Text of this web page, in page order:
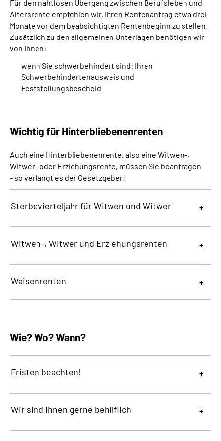
Für den nahtlosen Übergang zwischen Berufsleben und
Altersrente empfehlen wir, Ihren Rentenantrag etwa drei
Monate vor dem beabsichtigten Rentenbeginn zu stellen.
Zusätzlich zu den allgemeinen Unterlagen benötigen wir
von Ihnen:
wenn Sie schwerbehindert sind: Ihren
Schwerbehindertenausweis und
Feststellungsbescheid
Wichtig für Hinterbliebenenrenten
Auch eine Hinterbliebenenrente, also eine Witwen-,
Witwer- oder Erziehungsrente, müssen Sie beantragen
- so verlangt es der Gesetzgeber!
Sterbevierteljahr für Witwen und Witwer
Witwen-, Witwer und Erziehungsrenten
Waisenrenten
Wie? Wo? Wann?
Fristen beachten!
Wir sind Ihnen gerne behilflich